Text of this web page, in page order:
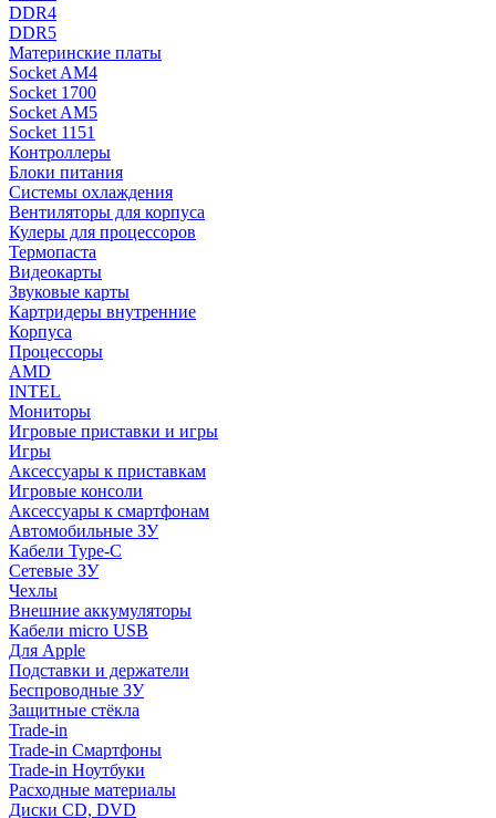
DDR4
DDR5
Материнские платы
Socket AM4
Socket 1700
Socket AM5
Socket 1151
Контроллеры
Блоки питания
Системы охлаждения
Вентиляторы для корпуса
Кулеры для процессоров
Термопаста
Видеокарты
Звуковые карты
Картридеры внутренние
Корпуса
Процессоры
AMD
INTEL
Мониторы
Игровые приставки и игры
Игры
Аксессуары к приставкам
Игровые консоли
Аксессуары к смартфонам
Автомобильные ЗУ
Кабели Type-C
Сетевые ЗУ
Чехлы
Внешние аккумуляторы
Кабели micro USB
Для Apple
Подставки и держатели
Беспроводные ЗУ
Защитные стёкла
Trade-in
Trade-in Смартфоны
Trade-in Ноутбуки
Расходные материалы
Диски CD, DVD